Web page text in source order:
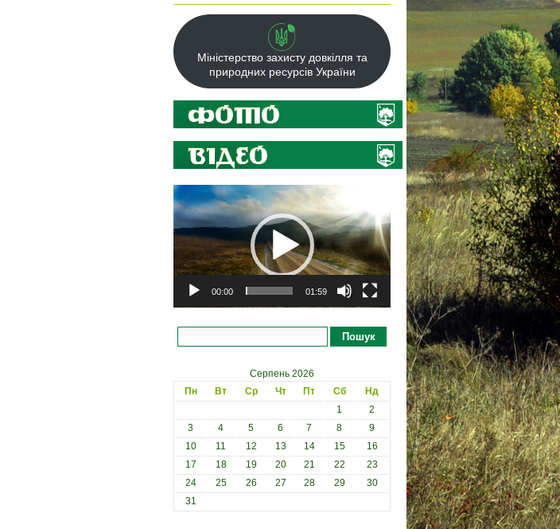
Міністерство захисту довкілля та
природних ресурсів України
Відеопрогравач
00:00 01:59
Пошук
Серпень 2026
Пн
Вт Ср Чт Пт Сб
Нд
1
2
3
4 5 6 7 8
9
10
11 12 13 14 15
16
17
18 19 20 21 22
23
24
25 26 27 28 29
30
31